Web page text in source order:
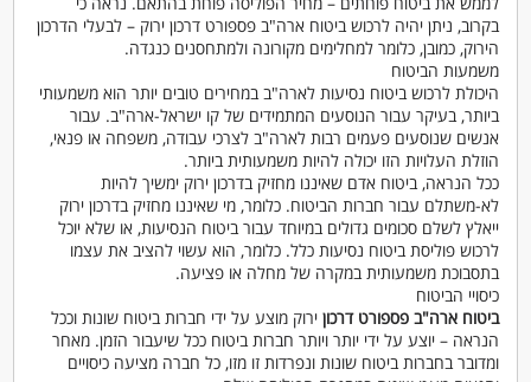
בקרוב, ניתן יהיה לרכוש ביטוח ארה"ב פספורט דרכון ירוק – לבעלי הדרכון
הירוק, כמובן, כלומר למחלימים מקורונה ולמתחסנים כנגדה.
משמעות הביטוח
היכולת לרכוש ביטוח נסיעות לארה"ב במחירים טובים יותר הוא משמעותי
ביותר, בעיקר עבור הנוסעים המתמידים של קו ישראל-ארה"ב. עבור
אנשים שנוסעים פעמים רבות לארה"ב לצרכי עבודה, משפחה או פנאי,
הוזלת העלויות הזו יכולה להיות משמעותית ביותר.
ככל הנראה, ביטוח אדם שאיננו מחזיק בדרכון ירוק ימשיך להיות
לא-משתלם עבור חברות הביטוח. כלומר, מי שאיננו מחזיק בדרכון ירוק
ייאלץ לשלם סכומים גדולים במיוחד עבור ביטוח הנסיעות, או שלא יוכל
לרכוש פוליסת ביטוח נסיעות כלל. כלומר, הוא עשוי להציב את עצמו
בתסבוכת משמעותית במקרה של מחלה או פציעה.
כיסויי הביטוח
ביטוח ארה"ב פספורט דרכוןירוק מוצע על ידי חברות ביטוח שונות וככל
הנראה – יוצע על ידי יותר ויותר חברות ביטוח ככל שיעבור הזמן. מאחר
ומדובר בחברות ביטוח שונות ונפרדות זו מזו, כל חברה מציעה כיסויים